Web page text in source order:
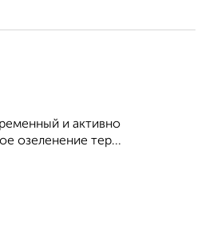
и активно
озеленение тер...